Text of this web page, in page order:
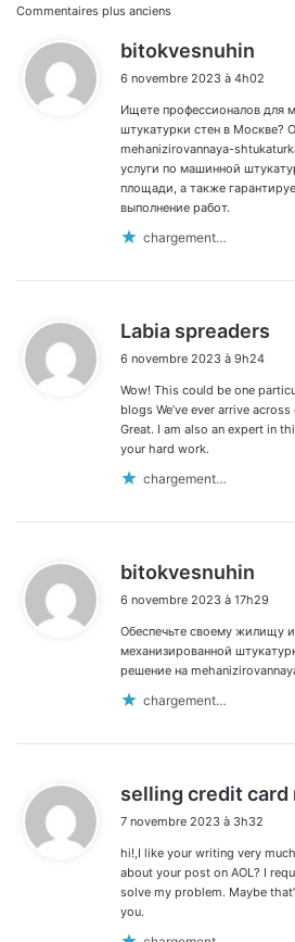
Navigation
dans
les
commentaires
Commentaires plus anciens
bitokvesnuhin
t
:
6 novembre 2023 à 4h02
Ищете профессионалов для
штукатурки стен в Москве?
mehanizirovannaya-
услуги по машинной
площади, а также
выполнение работ.
chargement…
Labia spreaders
:
6 novembre 2023 à 9h24
Wow! This could be one
blogs We’ve ever arrive
Great. I am also an expert in
your hard work.
chargement…
bitokvesnuhin
t
:
6 novembre 2023 à 17h29
Обеспечьте своему жилищу
механизированной
решение на
chargement…
selling credit card
7 novembre 2023 à 3h32
hi!,I like your writing very
about your post on AOL? I
solve my problem. Maybe
you.